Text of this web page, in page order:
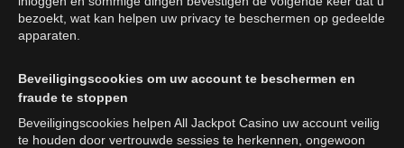
bezoekt, wat kan helpen uw privacy te beschermen op gedeelde
apparaten.
Beveiligingscookies om uw account te beschermen en
fraude te stoppen
Beveiligingscookies helpen All Jackpot Casino uw account veilig
te houden door vertrouwde sessies te herkennen, ongewoon